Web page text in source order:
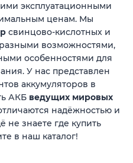
эксплуатационными
ценам. Мы
свинцово-кислотных и
возможностями,
особенностями для
У нас представлен
аккумуляторов в
АКБ ведущих мировых
надёжностью и
не знаете где купить
в наш каталог!